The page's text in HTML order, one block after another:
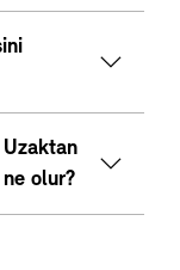
ne olur?